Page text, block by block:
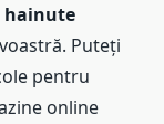
hainute
Puteți
pentru
online